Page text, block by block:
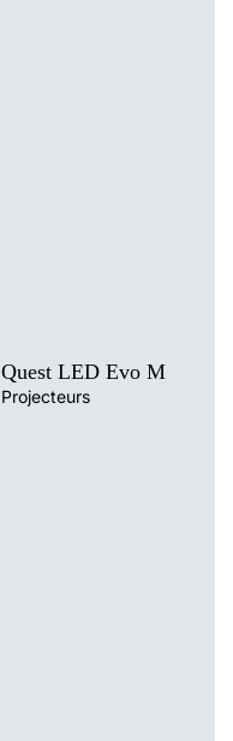
Quest LED Evo M
Projecteurs